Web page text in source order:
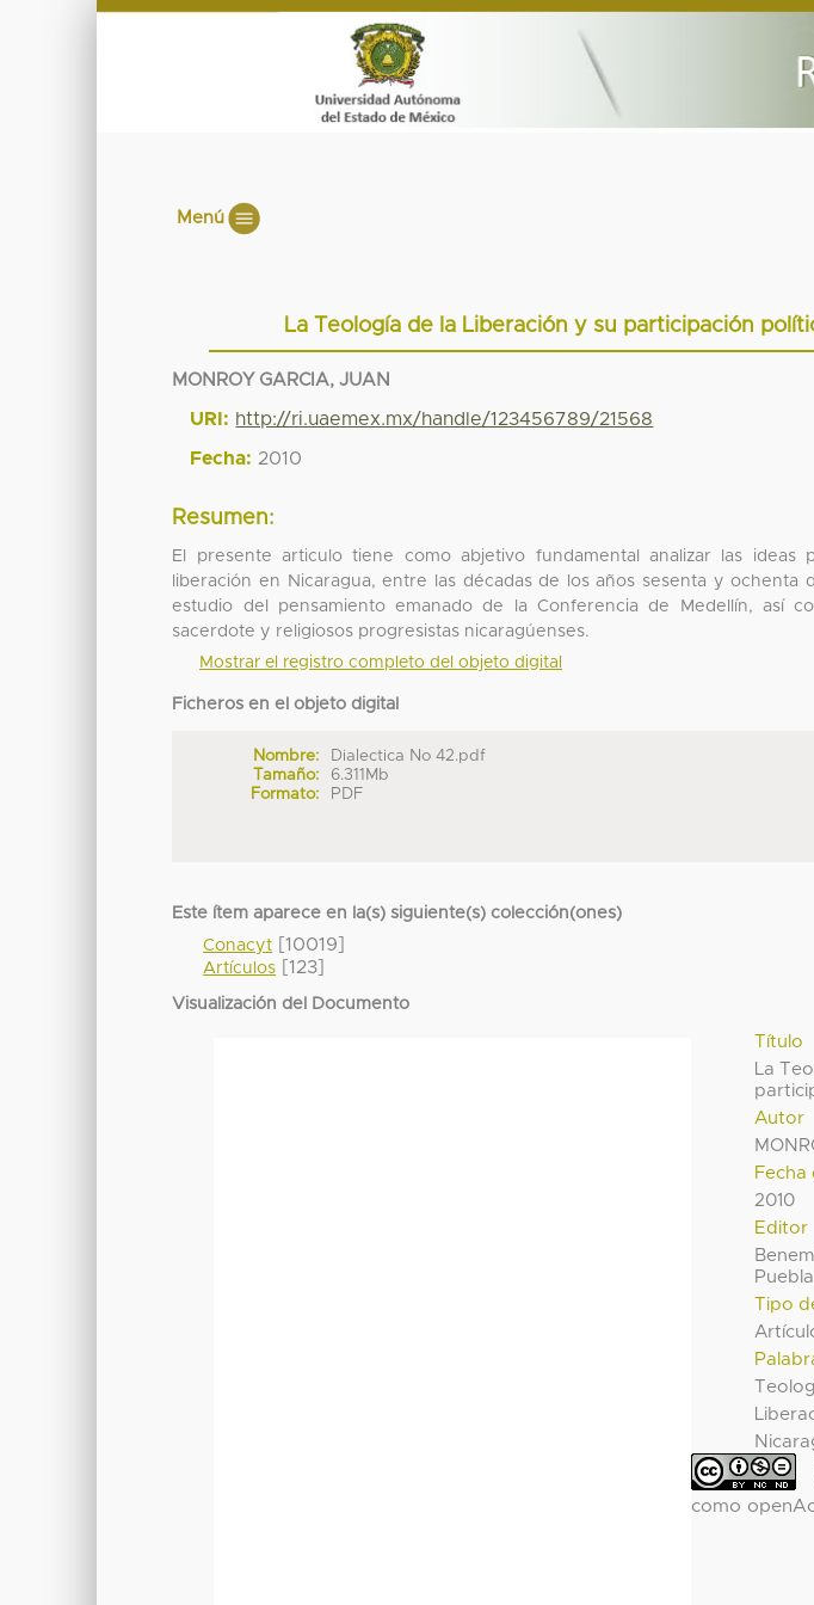
Menú
La Teología de la Liberación y su participación
MONROY GARCIA, JUAN
URI: http://ri.uaemex.mx/handle/123456789/21568
Fecha: 2010
Resumen:
El presente articulo tiene como abjetivo fundamental analizar las ideas
liberación en Nicaragua, entre las décadas de los años sesenta y ochenta
estudio del pensamiento emanado de la Conferencia de Medellín, así
sacerdote y religiosos progresistas nicaragúenses.
Mostrar el registro completo del objeto digital
Ficheros en el objeto digital
Nombre:
Dialectica No 42.pdf
Tamaño:
6.311Mb
Formato:
PDF
Este ítem aparece en la(s) siguiente(s) colección(ones)
Conacyt [10019]
Artículos [123]
Visualización del Documento
Título
La
Autor
Fecha
2010
Editor
Puebla
Tipo
como